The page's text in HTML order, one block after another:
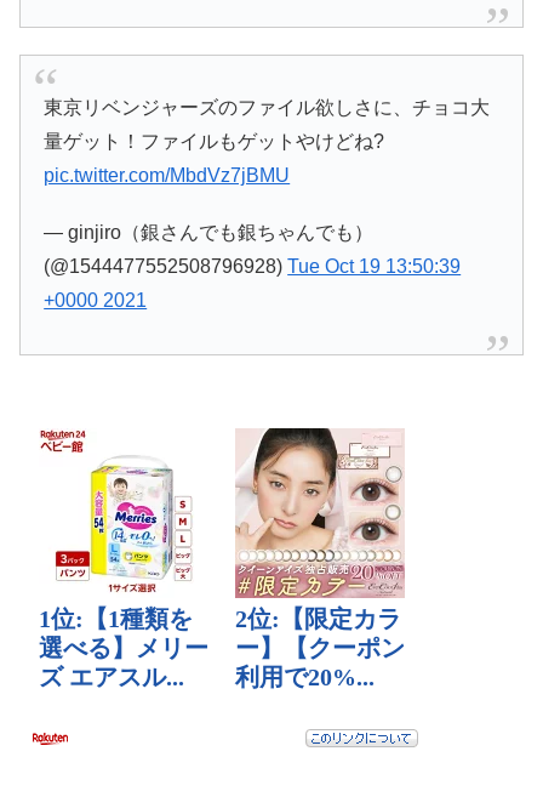
東京リベンジャーズのファイル欲しさに、チョコ大
量ゲット！ファイルもゲットやけどね?
pic.twitter.com/MbdVz7jBMU
— ginjiro（銀さんでも銀ちゃんでも）
(@1544477552508796928)Tue Oct 19 13:50:39
+0000 2021